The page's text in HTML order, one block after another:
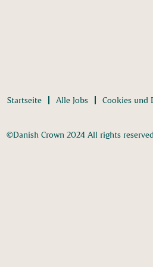
Startseite Alle Jobs Cookies und
©Danish Crown 2024 All rights reserved